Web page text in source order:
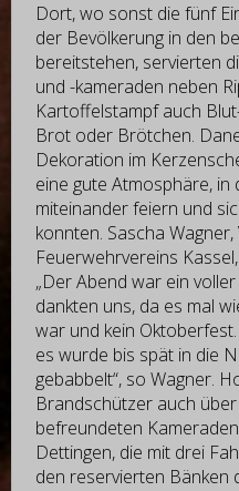
Dort, wo sonst die fünf
der Bevölkerung in den
bereitstehen, servierten
und -kameraden neben
Kartoffelstampf auch
Brot oder Brötchen.
Dekoration im
eine gute Atmosphäre,
miteinander feiern und
konnten. Sascha
Feuerwehrvereins
„Der Abend war ein
dankten uns, da es mal
war und kein
es wurde bis spät in die
gebabbelt“, so Wagner.
Brandschützer auch
befreundeten
Dettingen, die mit drei
den reservierten Bänken